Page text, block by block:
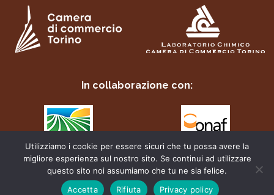
In collaborazione con:
Utilizziamo i cookie per essere sicuri che tu possa avere la
migliore esperienza sul nostro sito. Se continui ad utilizzare
questo sito noi assumiamo che tu ne sia felice.
Accetta
Rifiuta Privacy policy